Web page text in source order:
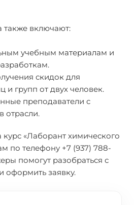
включают:
учебным материалам и
скидок для
и групп от двух человек.
преподаватели с
отрасли.
курс «Лаборант химического
по телефону +7 (937) 788-
помогут разобраться с
оформить заявку.